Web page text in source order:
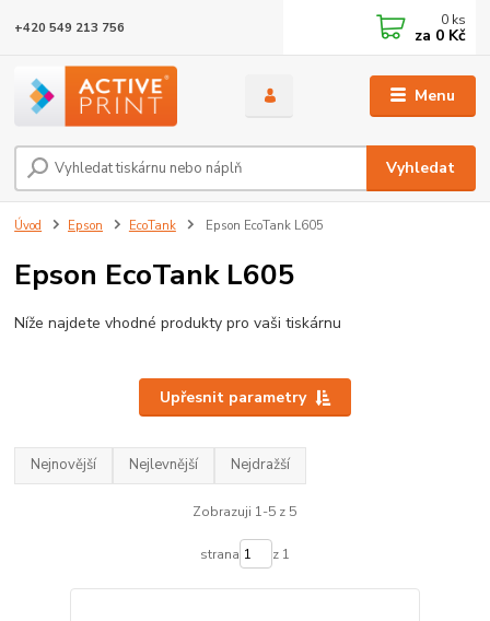
Menu
Vyhledat
+420 549 213 756 0 ks
za 0 Kč
Úvod Epson EcoTank Epson EcoTank L605
Epson EcoTank L605
Níže najdete vhodné produkty pro vaši tiskárnu
Upřesnit parametry
Nejnovější Nejlevnější Nejdražší
Zobrazuji 1-5 z 5
strana z 1